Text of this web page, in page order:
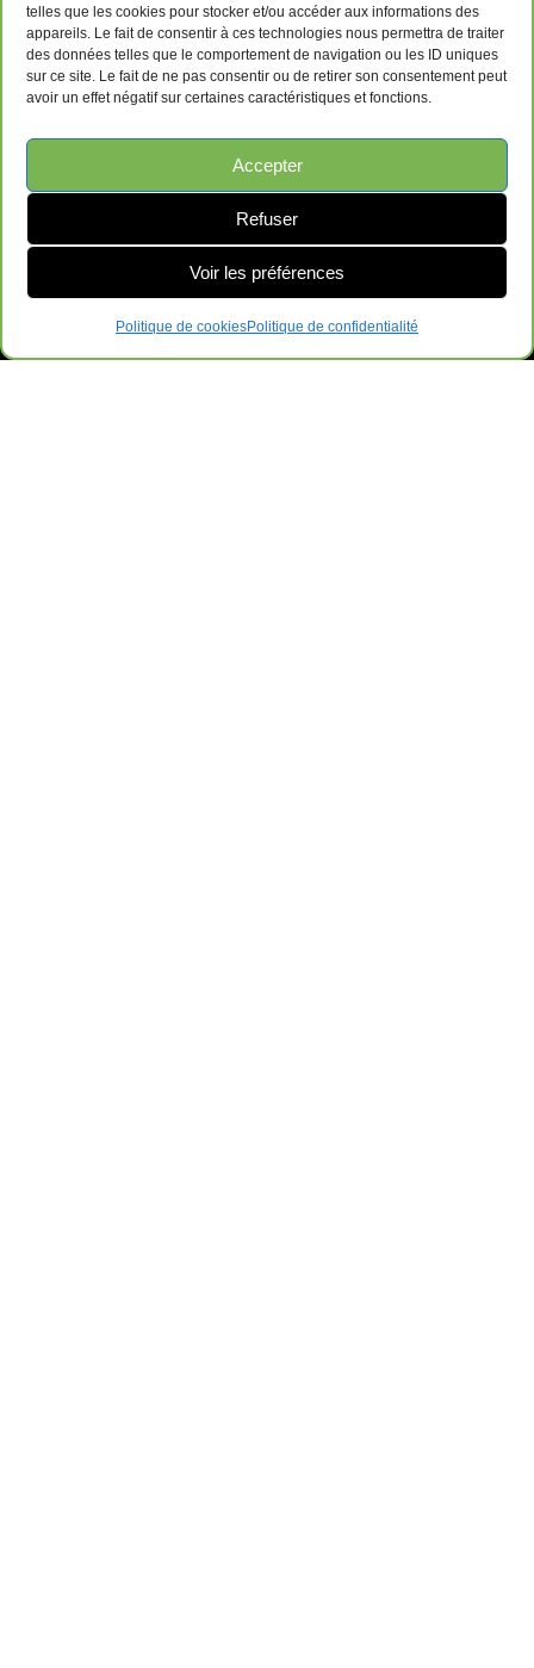
telles que les cookies pour stocker et/ou accéder aux informations des
appareils. Le fait de consentir à ces technologies nous permettra de traiter
des données telles que le comportement de navigation ou les ID uniques
sur ce site. Le fait de ne pas consentir ou de retirer son consentement peut
avoir un effet négatif sur certaines caractéristiques et fonctions.
Accepter
Refuser
Voir les préférences
Politique de cookiesPolitique de confidentialité